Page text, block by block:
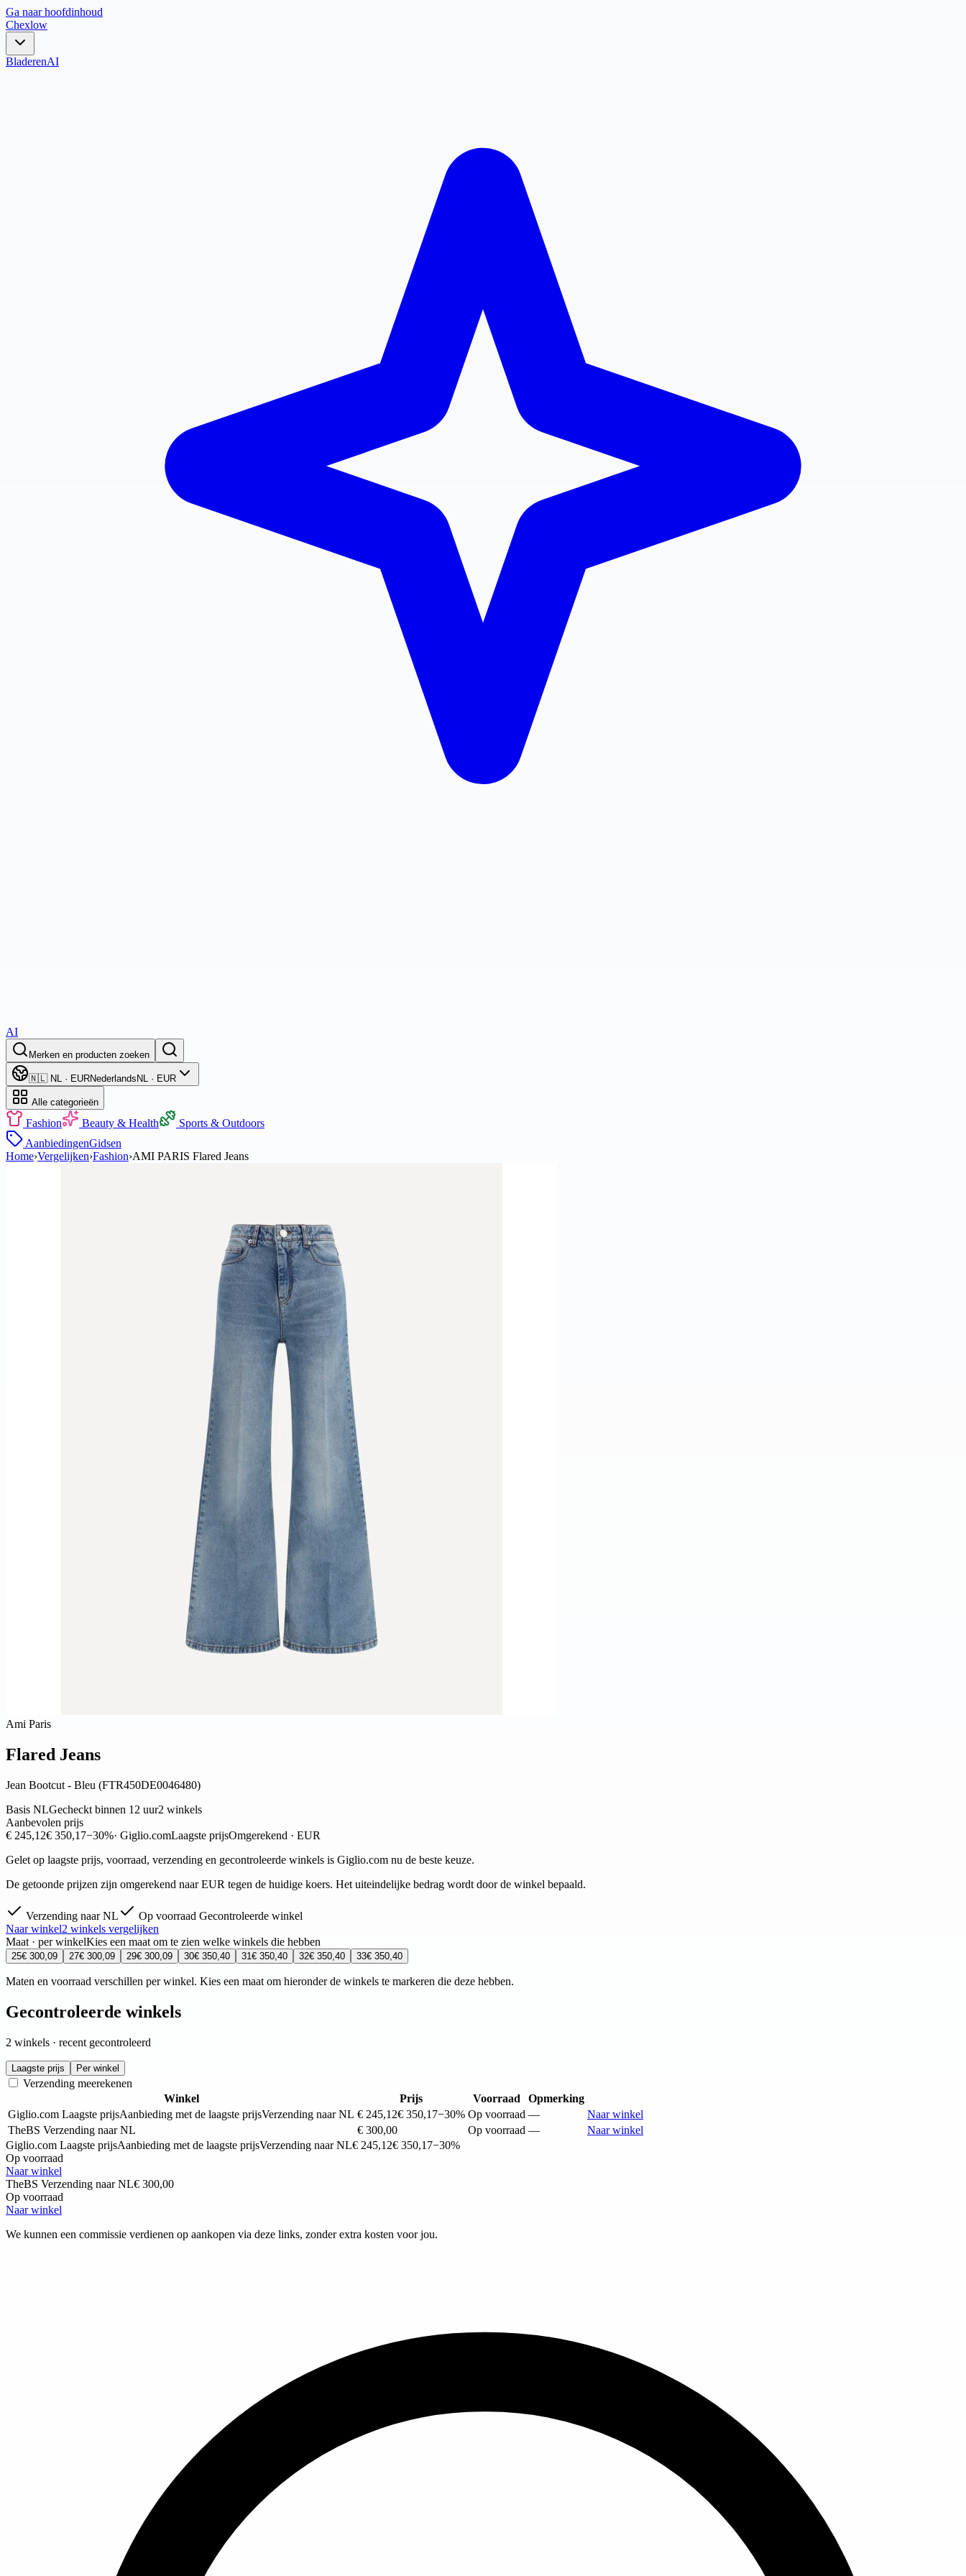
Ga naar hoofdinhoud
Chexlow
BladerenAI
AI
Merken en producten zoeken
🇳🇱 NL · EURNederlands NL · EUR
Alle categorieën
Fashion Beauty & Health
Sports & Outdoors
AanbiedingenGidsen
Home›Vergelijken›Fashion›AMI PARIS Flared Jeans
Ami Paris
Flared Jeans
Jean Bootcut - Bleu (FTR450DE0046480)
Basis NLGecheckt binnen 12 uur2 winkels
Aanbevolen prijs
€ 245,12€ 350,17−30%· Giglio.comLaagste prijsOmgerekend · EUR
Gelet op laagste prijs, voorraad, verzending en gecontroleerde winkels is Giglio.com nu de beste keuze.
De getoonde prijzen zijn omgerekend naar EUR tegen de huidige koers. Het uiteindelijke bedrag wordt door de winkel bepaald.
Verzending naar NL Op voorraad Gecontroleerde winkel
Naar winkel2 winkels vergelijken
Maat · per winkelKies een maat om te zien welke winkels die hebben
25€ 300,09 27€ 300,09 29€ 300,09 30€ 350,40 31 € 350,40 32€ 350,40 33€ 350,40
Maten en voorraad verschillen per winkel. Kies een maat om hieronder de winkels te markeren die deze hebben.
Gecontroleerde winkels
2 winkels · recent gecontroleerd
Laagste prijs Per winkel
Verzending meerekenen
Winkel
Prijs Voorraad
Opmerking
Giglio.com Laagste prijsAanbieding met de laagste prijsVerzending naar NL € 245,12€ 350,17−30% Op voorraad —
Naar winkel
TheBS Verzending naar NL € 300,00 Op voorraad —
Naar winkel
Giglio.com Laagste prijsAanbieding met de laagste prijsVerzending naar NL€ 245,12€ 350,17−30%
Op voorraad
Naar winkel
TheBS Verzending naar NL€ 300,00
Op voorraad
Naar winkel
We kunnen een commissie verdienen op aankopen via deze links, zonder extra kosten voor jou.